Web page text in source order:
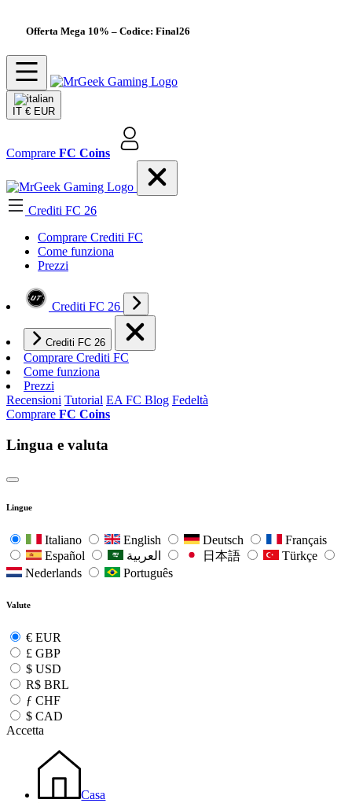
Offerta Mega 10% – Codice: Final26
IT € EUR
Comprare FC Coins
Crediti FC 26
Comprare Crediti FC
Come funziona
Prezzi
Crediti FC 26
Crediti FC 26
Comprare Crediti FC
Come funziona
Prezzi
Recensioni Tutorial EA FC Blog Fedeltà
Comprare FC Coins
Lingua e valuta
Lingue
Italiano English Deutsch
Français
Español
日本語
Türkçe
Nederlands
Português
Valute
€ EUR
£ GBP
$ USD
R$ BRL
ƒ CHF
$ CAD
Accetta
Casa